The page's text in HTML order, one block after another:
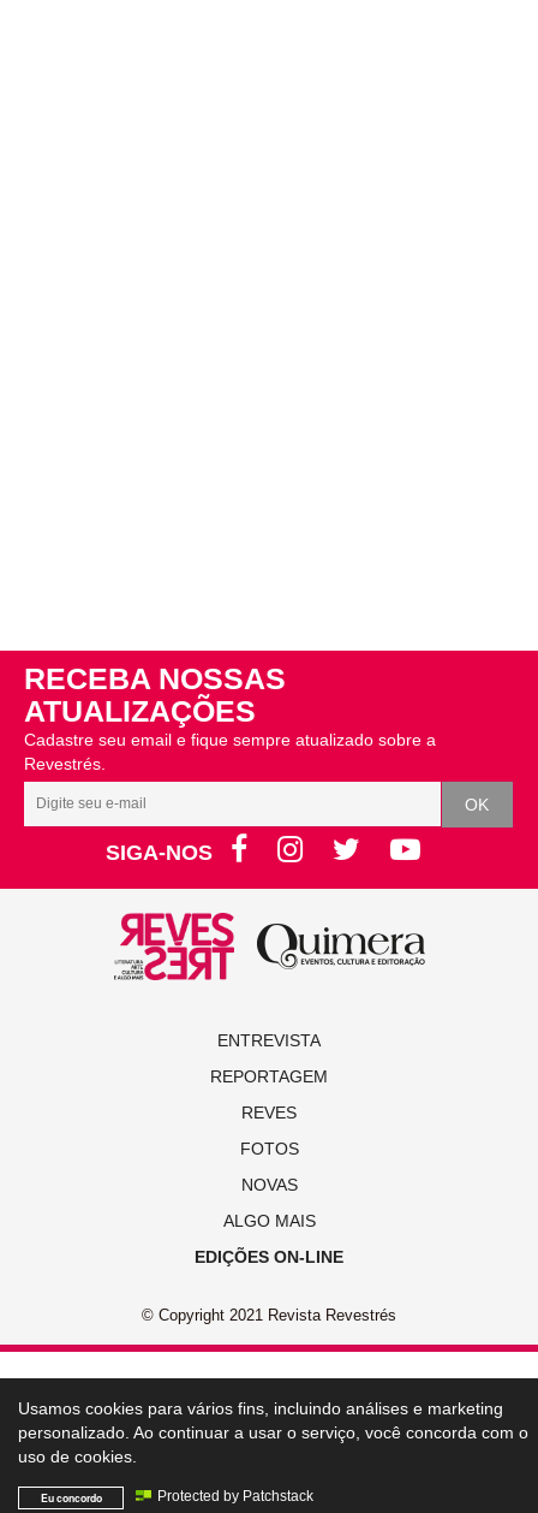
RECEBA NOSSAS
ATUALIZAÇÕES
Cadastre seu email e fique sempre atualizado sobre a
Revestrés.
SIGA-NOS
ENTREVISTA
REPORTAGEM
REVES
FOTOS
NOVAS
ALGO MAIS
EDIÇÕES ON-LINE
© Copyright 2021 Revista Revestrés
Usamos cookies para vários fins, incluindo análises e marketing
personalizado. Ao continuar a usar o serviço, você concorda com o
uso de cookies.
Eu concordo Protected by Patchstack